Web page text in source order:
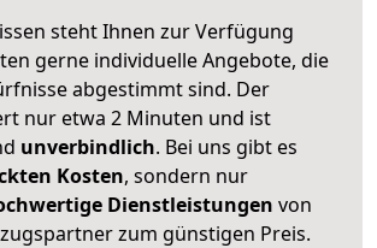
steht Ihnen zur Verfügung
gerne individuelle Angebote, die
abgestimmt sind. Der
nur etwa 2 Minuten und ist
unverbindlich. Bei uns gibt es
Kosten, sondern nur
Dienstleistungen von
zum günstigen Preis.